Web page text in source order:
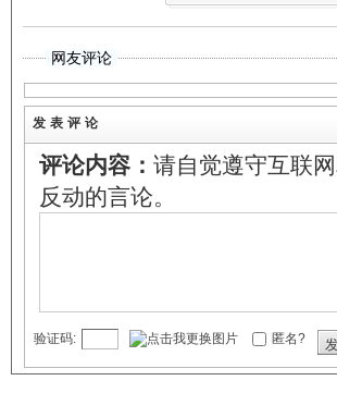
网友评论
发表评论
评论内容： 请自觉遵守互联
反动的言论。
验证码: 匿名?